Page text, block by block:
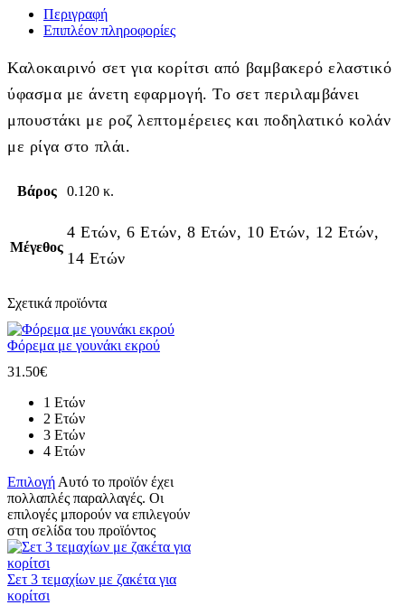
Περιγραφή
Επιπλέον πληροφορίες
Καλοκαιρινό σετ για κορίτσι από βαμβακερό ελαστικό
ύφασμα με άνετη εφαρμογή. Το σετ περιλαμβάνει
μπουστάκι με ροζ λεπτομέρειες και ποδηλατικό κολάν
με ρίγα στο πλάι.
Βάρος 0.120 κ.
Μέγεθος
4 Ετών, 6 Ετών, 8 Ετών, 10 Ετών, 12 Ετών,
14 Ετών
Σχετικά προϊόντα
Φόρεμα με γουνάκι εκρού
31.50€
1 Ετών
2 Ετών
3 Ετών
4 Ετών
Επιλογή Αυτό το προϊόν έχει
πολλαπλές παραλλαγές. Οι
επιλογές μπορούν να επιλεγούν
στη σελίδα του προϊόντος
Σετ 3 τεμαχίων με ζακέτα για
κορίτσι